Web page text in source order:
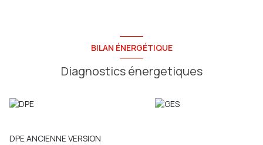
BILAN ÉNERGÉTIQUE
Diagnostics énergetiques
DPE ANCIENNE VERSION